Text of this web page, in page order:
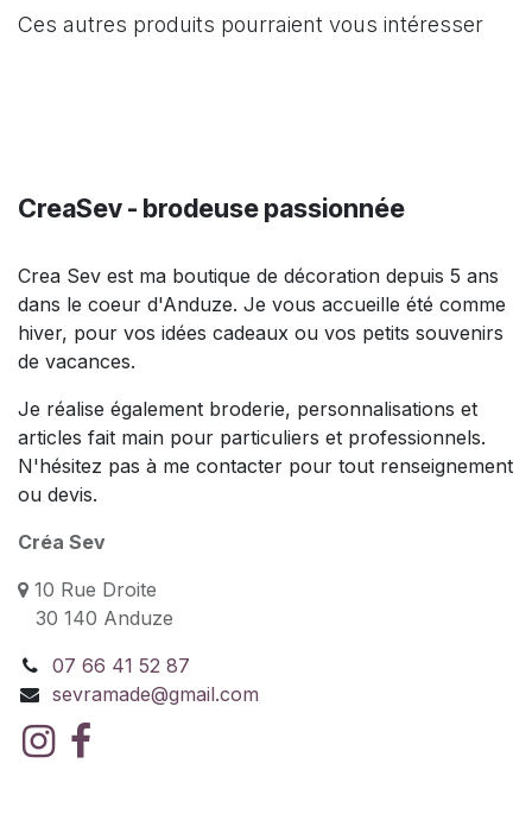
Ces autres produits pourraient vous intéresser
CreaSev - brodeuse passionnée
Crea Sev est ma boutique de décoration depuis 5 ans
dans le coeur d'Anduze. Je vous accueille été comme
hiver, pour vos idées cadeaux ou vos petits souvenirs
de vacances.
Je réalise également broderie, personnalisations et
articles fait main pour particuliers et professionnels.
N'hésitez pas à me contacter pour tout renseignement
ou devis.
Créa Sev
10 Rue Droite
30 140 Anduze
07 66 41 52 87
sevramade@gmail.com